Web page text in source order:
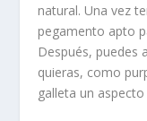
natural. Una vez
pegamento apto
Después, puedes
quieras, como
galleta un aspecto